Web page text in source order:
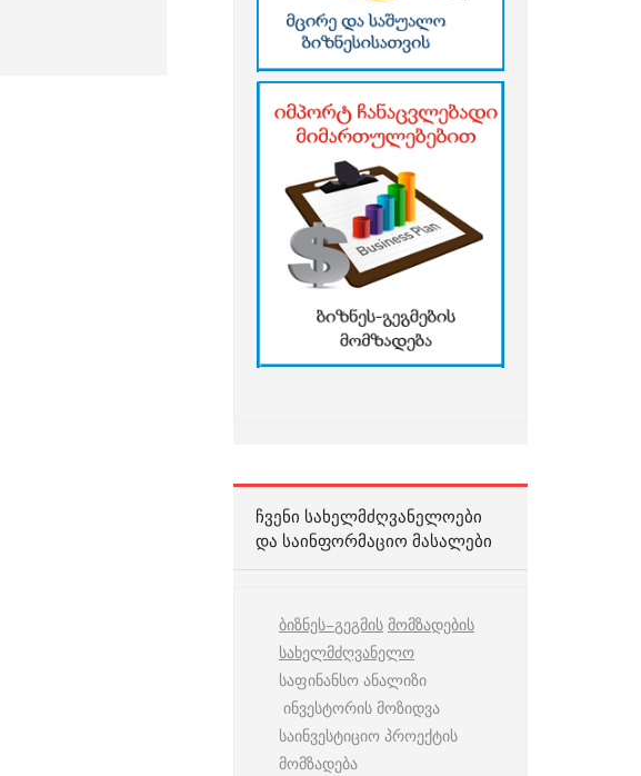
ᲩᲕᲔᲜᲘ ᲡᲐᲮᲔᲚᲛᲫᲦᲕᲐᲜᲔᲚᲝᲔᲑᲘ
ᲓᲐ ᲡᲐᲘᲜᲤᲝᲠᲛᲐᲪᲘᲝ ᲛᲐᲡᲐᲚᲔᲑᲘ
ბიზნეს–გეგმის მომზადების
სახელმძღვანელო
საფინანსო ანალიზი
ინვესტორის მოზიდვა
საინვესტიციო პროექტის
მომზადება